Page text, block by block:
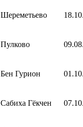
Шереметьево
Пулково
Бен Гурион
Сабиха Гёкчен